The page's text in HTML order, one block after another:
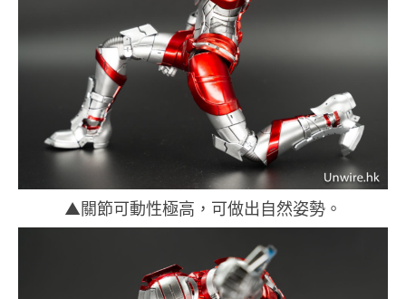
▲關節可動性極高，可做出自然姿勢。